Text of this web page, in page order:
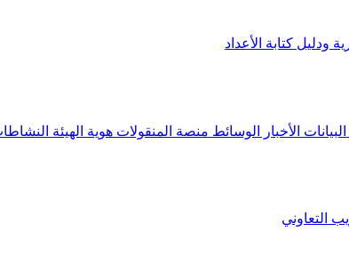
ودليل كتابة الأعداد
الأخبار الوسائط منصة المنقولات هوية الهيئة
التعاوني